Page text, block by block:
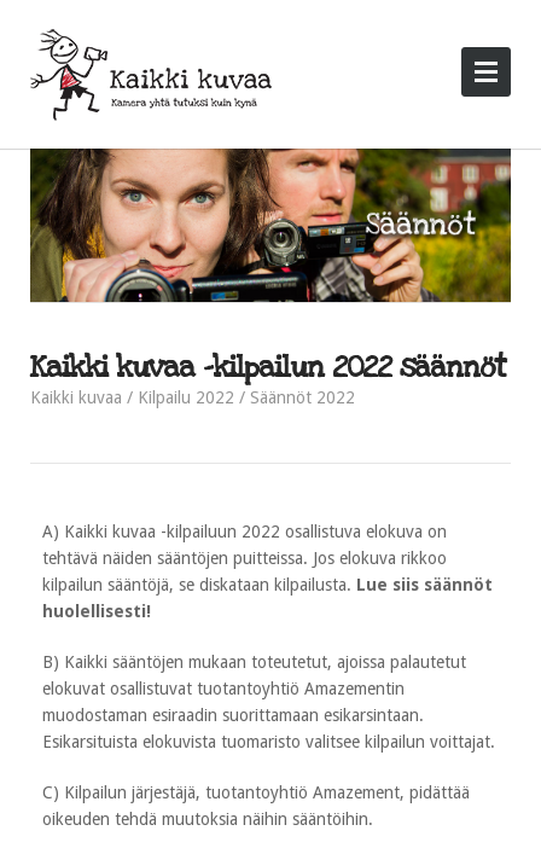
Kaikki kuvaa -kilpailun 2022 säännöt
Kaikki kuvaa Kilpailu 2022 Säännöt 2022
A) Kaikki kuvaa -kilpailuun 2022 osallistuva elokuva on
tehtävä näiden sääntöjen puitteissa. Jos elokuva rikkoo
kilpailun sääntöjä, se diskataan kilpailusta. Lue siis säännöt
huolellisesti!
B) Kaikki sääntöjen mukaan toteutetut, ajoissa palautetut
elokuvat osallistuvat tuotantoyhtiö Amazementin
muodostaman esiraadin suorittamaan esikarsintaan.
Esikarsituista elokuvista tuomaristo valitsee kilpailun voittajat.
C) Kilpailun järjestäjä, tuotantoyhtiö Amazement, pidättää
oikeuden tehdä muutoksia näihin sääntöihin.